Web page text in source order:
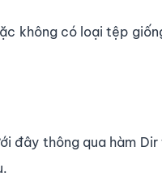
không có loại tệp
đây thông qua hàm